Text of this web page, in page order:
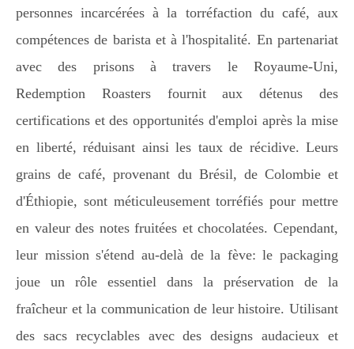
personnes incarcérées à la torréfaction du café, aux
compétences de barista et à l'hospitalité. En partenariat
avec des prisons à travers le Royaume-Uni,
Redemption Roasters fournit aux détenus des
certifications et des opportunités d'emploi après la mise
en liberté, réduisant ainsi les taux de récidive. Leurs
grains de café, provenant du Brésil, de Colombie et
d'Éthiopie, sont méticuleusement torréfiés pour mettre
en valeur des notes fruitées et chocolatées. Cependant,
leur mission s'étend au-delà de la fève: le packaging
joue un rôle essentiel dans la préservation de la
fraîcheur et la communication de leur histoire. Utilisant
des sacs recyclables avec des designs audacieux et